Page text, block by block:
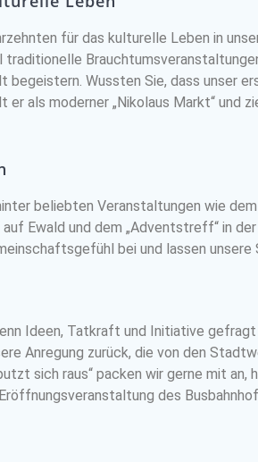
für das kulturelle Leben in
traditionelle
begeistern. Wussten Sie, dass unser
als moderner „Nikolaus Markt“ und
beliebten Veranstaltungen wie dem
Ewald und dem „Adventstreff“ in
bei und lassen
Ideen, Tatkraft und Initiative
Anregung zurück, die von den
sich raus“ packen wir gerne mit an,
des